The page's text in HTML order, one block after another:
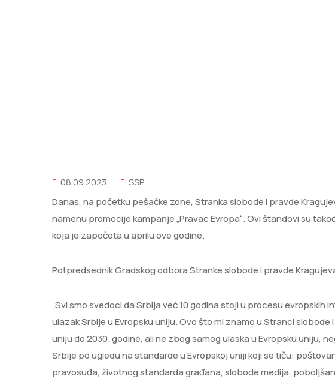
08.09.2023
SSP
Danas, na početku pešačke zone, Stranka slobode i pravde
namenu promocije kampanje „Pravac Evropa“. Ovi štandovi su
koja je započeta u aprilu ove godine.
Potpredsednik Gradskog odbora Stranke slobode i pravde
„Svi smo svedoci da Srbija već 10 godina stoji u procesu evropskih
ulazak Srbije u Evropsku uniju. Ovo što mi znamo u Stranci slobode
uniju do 2030. godine, ali ne zbog samog ulaska u Evropsku uniju,
Srbije po ugledu na standarde u Evropskoj uniji koji se tiču:
pravosuđa, životnog standarda građana, slobode medija,